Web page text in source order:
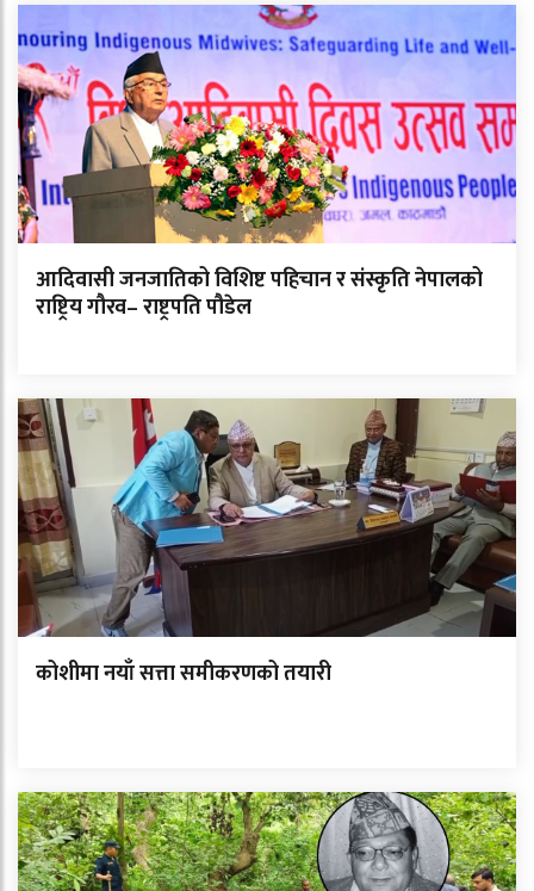
आदिवासी जनजातिको विशिष्ट पहिचान र संस्कृति नेपालको
राष्ट्रिय गौरव– राष्ट्रपति पौडेल
कोशीमा नयाँ सत्ता समीकरणको तयारी